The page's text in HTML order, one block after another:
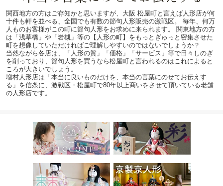
関西地方の方はご存知かと思いますが、大阪 松屋町と言えば人形店が何
十件も軒を並べる、全国でも有数の節句人形販売の激戦区。 毎年、何万
人ものお客様がこの町に節句人形をお求めに来られます。 関東地方の方
は「浅草橋」や「岩槻」等の【人形の町】をもっとぎゅっと密集させた
町を想像していただければご理解しやすいのではないでしょうか？
当然ながら各店は、「人形の質」「価格」「サービス」等で日々しのぎ
を削っており、節句人形を買うなら松屋町と言われるのはこれによると
ころが大きいでしょう。
増村人形店は「本当に良いものだけを、本当の言葉にのせてお伝えす
る」を信条に、激戦区・松屋町で80年以上商いをさせて頂いている老舗
の人形店です。